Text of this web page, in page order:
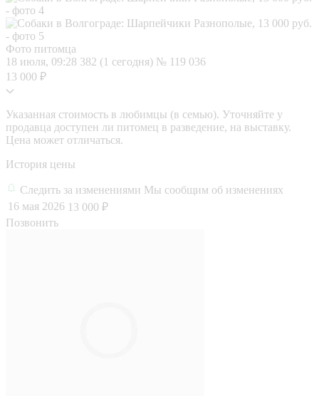
Фото питомца
18 июля, 09:28 382 (1 сегодня) № 119 036
13 000 ₽
Указанная стоимость в любимцы (в семью). Уточняйте у
продавца доступен ли питомец в разведение, на выставку.
Цена может отличаться.
История цены
Следить за изменениями Мы сообщим об изменениях
16 мая 2026 13 000 ₽
Позвонить